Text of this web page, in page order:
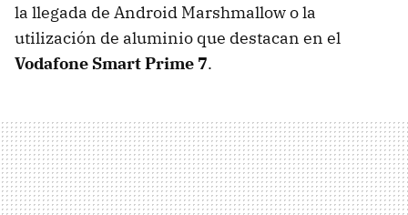
la llegada de Android Marshmallow o la
utilización de aluminio que destacan en el
Vodafone Smart Prime 7.